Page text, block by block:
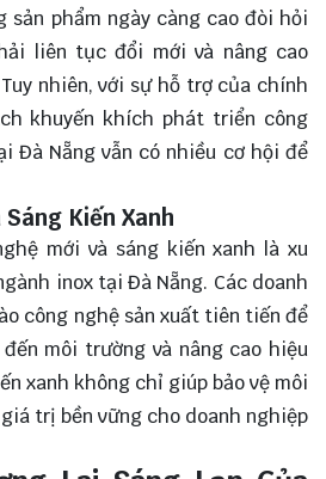
sản phẩm ngày càng cao đòi hỏi
liên tục đổi mới và nâng cao
nhiên, với sự hỗ trợ của chính
khuyến khích phát triển công
Đà Nẵng vẫn có nhiều cơ hội để
Kiến Xanh
mới và sáng kiến xanh là xu
inox tại Đà Nẵng. Các doanh
công nghệ sản xuất tiên tiến để
môi trường và nâng cao hiệu
xanh không chỉ giúp bảo vệ môi
trị bền vững cho doanh nghiệp